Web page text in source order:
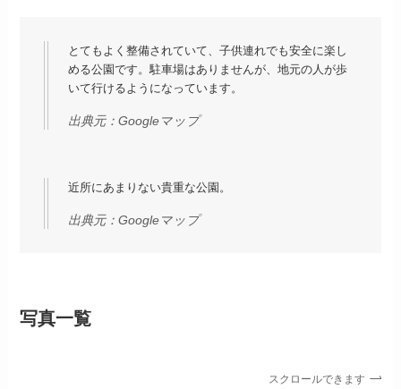
とてもよく整備されていて、子供連れでも安全に楽し
める公園です。駐車場はありませんが、地元の人が歩
いて行けるようになっています。
出典元：Googleマップ
近所にあまりない貴重な公園。
出典元：Googleマップ
写真一覧
スクロールできます